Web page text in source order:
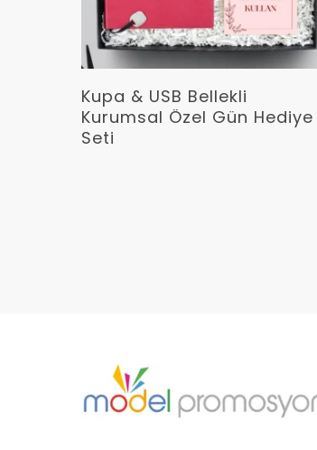
Devamını Oku
Kupa & USB Bellekli
Kurumsal Özel Gün Hediye
Seti